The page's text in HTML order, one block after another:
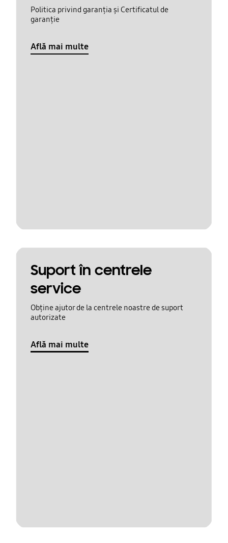
Politica privind garanția și Certificatul de
garanție
Află mai multe
Suport în centrele
service
Obține ajutor de la centrele noastre de suport
autorizate
Află mai multe